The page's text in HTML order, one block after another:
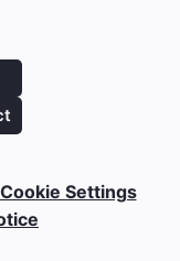
Cookie Settings